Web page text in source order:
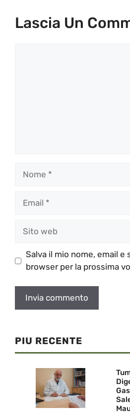
Lascia Un
Salva il mio nome, email
browser per la prossima
PIU RECENTE